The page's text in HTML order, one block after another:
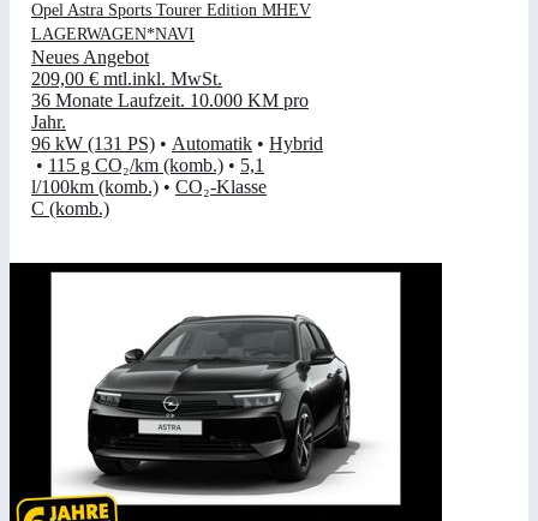
Opel Astra Sports Tourer Edition MHEV
LAGERWAGEN*NAVI
Neues Angebot
209,00 € mtl.inkl. MwSt.
36 Monate Laufzeit. 10.000 KM pro
Jahr.
96 kW (131 PS) • Automatik • Hybrid
• 115 g CO₂/km (komb.) • 5,1
l/100km (komb.) • CO₂-Klasse
C (komb.)